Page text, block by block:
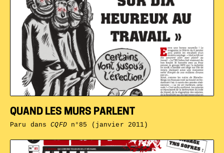
QUAND LES MURS PARLENT
Paru dansCQFDn°85 (janvier 2011)